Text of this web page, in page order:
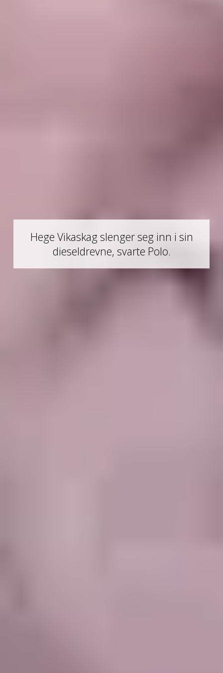
Hege Vikaskag slenger seg inn i sin
dieseldrevne, svarte Polo.